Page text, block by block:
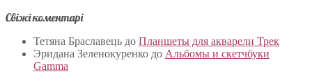
Свіжі коментарі
Тетяна Браславець до Планшеты для акварели Трек
Эридана Зеленокуренко до Альбомы и скетчбуки
Gamma